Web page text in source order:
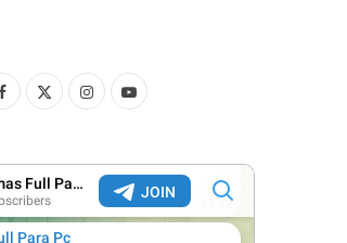
F
c
e
T
I
s
Y
u
T